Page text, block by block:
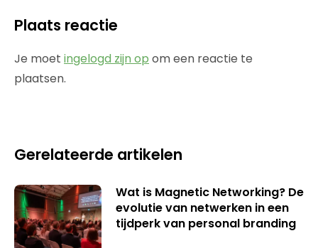
Plaats reactie
Je moet ingelogd zijn op om een reactie te
plaatsen.
Gerelateerde artikelen
Wat is Magnetic Networking? De
evolutie van netwerken in een
tijdperk van personal branding